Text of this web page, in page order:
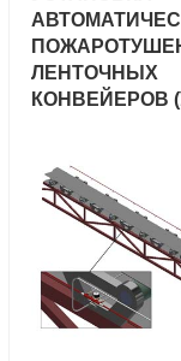
ЛЕНТОЧНЫХ
КОНВЕЙЕРОВ